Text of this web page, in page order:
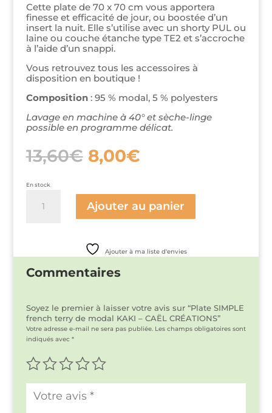
Cette plate de 70 x 70 cm vous apportera
finesse et efficacité de jour, ou boostée d’un
insert la nuit. Elle s’utilise avec un shorty PUL ou
laine ou couche étanche type TE2 et s’accroche
à l’aide d’un snappi.
Vous retrouvez tous les accessoires à
disposition en boutique !
Composition: 95 % modal, 5 % polyesters
Lavage en machine à 40° et sèche-linge
possible en programme délicat.
13,60€ Le
prix
13,60€.
8,00€Le
prix
8,00€.
En stock
de
modal
KAKI
CRÉATIONS
Ajouter au panier
Ajouter à ma liste d'envies
Commentaires
Soyez le premier à laisser votre avis sur “Plate SIMPLE
french terry de modal KAKI – CAËL CRÉATIONS”
Votre adresse e-mail ne sera pas publiée. Les champs obligatoires sont
indiqués avec *